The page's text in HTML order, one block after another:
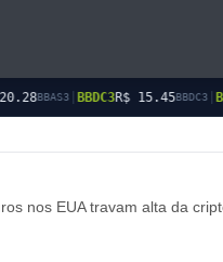
R$ 15.45BBDC3|BBDC4R$ 17.70
nos EUA travam alta da